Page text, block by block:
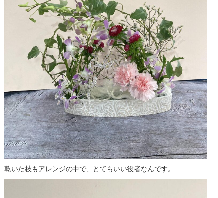
乾いた枝もアレンジの中で、とてもいい役者なんです。